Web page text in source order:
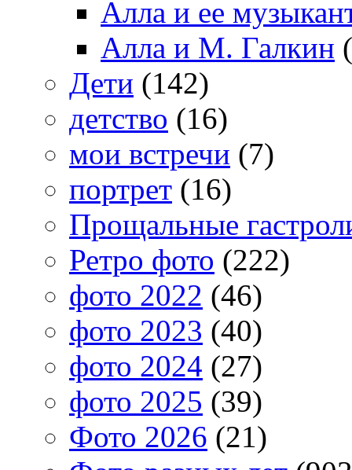
Алла и ее
Алла и М. Галкин
Дети (142)
детство (16)
мои встречи (7)
портрет (16)
Прощальные
Ретро фото (222)
фото 2022 (46)
фото 2023 (40)
фото 2024 (27)
фото 2025 (39)
Фото 2026 (21)